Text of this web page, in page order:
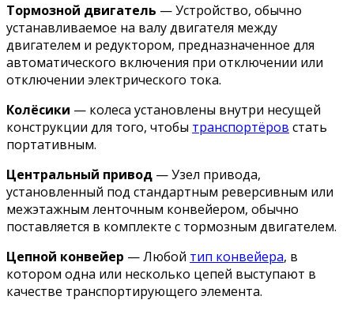
Тормозной двигатель — Устройство, обычно
устанавливаемое на валу двигателя между
двигателем и редуктором, предназначенное для
автоматического включения при отключении или
отключении электрического тока.
Колёсики — колеса установлены внутри несущей
конструкции для того, чтобы транспортёров стать
портативным.
Центральный привод — Узел привода,
установленный под стандартным реверсивным или
межэтажным ленточным конвейером, обычно
поставляется в комплекте с тормозным двигателем.
Цепной конвейер — Любой тип конвейера, в
котором одна или несколько цепей выступают в
качестве транспортирующего элемента.